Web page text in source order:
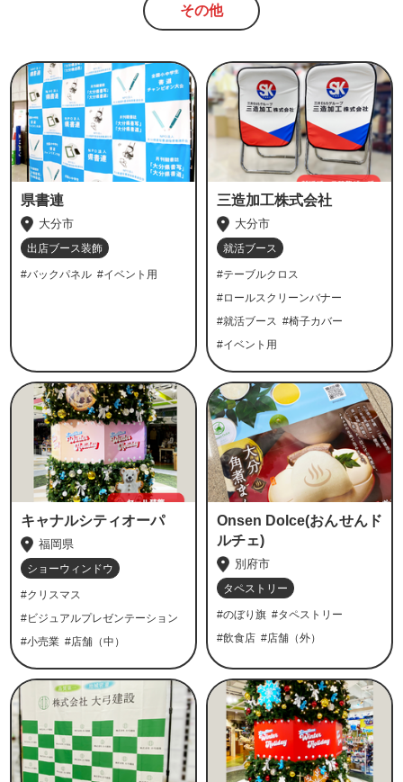
その他
県書連
大分市
出店ブース装飾
#バックパネル #イベント用
三造加工株式会社
大分市
就活ブース
#テーブルクロス
#ロールスクリーンバナー
#就活ブース #椅子カバー
#イベント用
キャナルシティオーパ
福岡県
ショーウィンドウ
#クリスマス
#ビジュアルプレゼンテーション
#小売業 #店舗（中）
Onsen Dolce(おんせんド
ルチェ)
別府市
タペストリー
#のぼり旗 #タペストリー
#飲食店 #店舗（外）